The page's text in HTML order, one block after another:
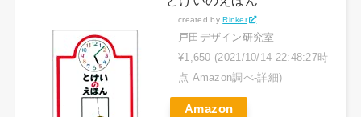
created byRinker
戸田デザイン研究室
¥1,650 (2021/10/14 22:48:27時
点 Amazon調べ-詳細)
Amazon